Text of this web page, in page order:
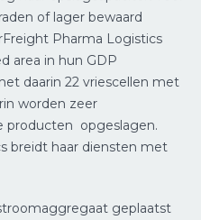
of lager bewaard
Pharma Logistics
area in hun GDP
daarin 22 vriescellen met
worden zeer
producten opgeslagen.
breidt haar diensten met
geplaatst